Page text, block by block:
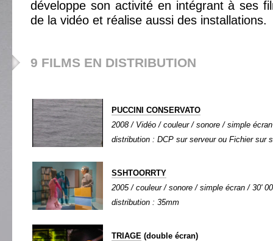
développe son activité en intégrant à ses
de la vidéo et réalise aussi des installations.
9 FILMS EN DISTRIBUTION
PUCCINI CONSERVATO
2008 / Vidéo / couleur / sonore / simple
distribution : DCP sur serveur ou Fichier sur
SSHTOORRTY
2005 / couleur / sonore / simple écran / 30'
distribution : 35mm
TRIAGE (double écran)